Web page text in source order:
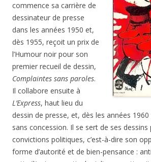
commence sa carrière de
dessinateur de presse
dans les années 1950 et,
dès 1955, reçoit un prix de
l’Humour noir pour son
premier recueil de dessin,
Complaintes sans paroles.
Il collabore ensuite à
L’Express, haut lieu du
dessin de presse, et, dès les années
sans concession. Il se sert de ses
convictions politiques, c’est-à-dire son
forme d’autorité et de bien-pensance :